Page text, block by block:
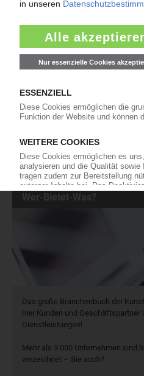
Herbold:
Der
an
nach Ausführung und
« Zurück
Wer-Bietet-Was?
Das große Branchenbuch der
hier Kunden und Geschäftspartner
Dienstleistungen!
Mehr als 3.000 Unternehmen sind
verzeichnet – Sie auch?